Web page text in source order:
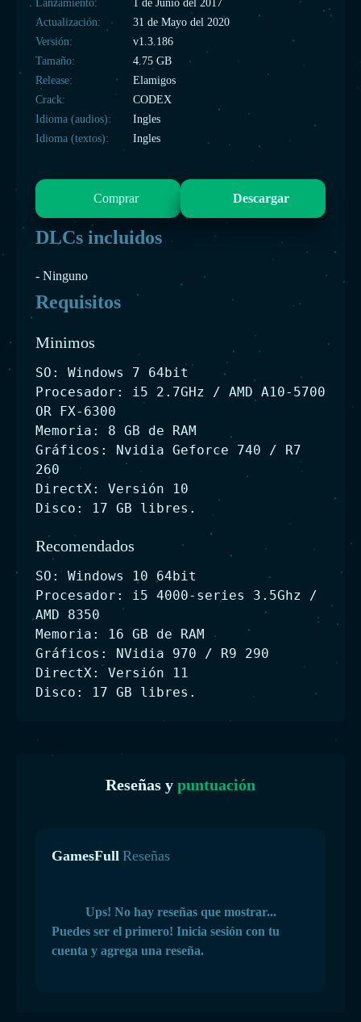
Lanzamiento:
1 de Junio del 2017
Actualización:
31 de Mayo del 2020
Versión:
v1.3.186
Tamaño:
4.75 GB
Release:
Elamigos
Crack:
CODEX
Idioma (audios):
Ingles
Idioma (textos):
Ingles
Comprar Descargar
DLCs incluidos
- Ninguno
Requisitos
Minimos
SO: Windows 7 64bit
Procesador: i5 2.7GHz / AMD A10-5700
OR FX-6300
Memoria: 8 GB de RAM
Gráficos: Nvidia Geforce 740 / R7
260
DirectX: Versión 10
Disco: 17 GB libres.
Recomendados
SO: Windows 10 64bit
Procesador: i5 4000-series 3.5Ghz /
AMD 8350
Memoria: 16 GB de RAM
Gráficos: NVidia 970 / R9 290
DirectX: Versión 11
Disco: 17 GB libres.
Reseñas y puntuación
GamesFull Reseñas
Ups! No hay reseñas que mostrar...
Puedes ser el primero! Inicia sesión con tu
cuenta y agrega una reseña.